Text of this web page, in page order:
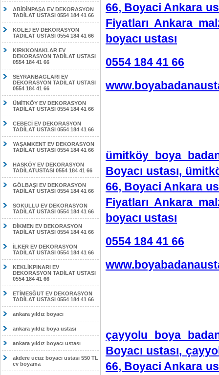
ABİDİNPAŞA EV DEKORASYON
TADİLAT USTASI 0554 184 41 66
KOLEJ EV DEKORASYON
TADİLAT USTASI 0554 184 41 66
KIRKKONAKLAR EV
DEKORASYON TADİLAT USTASI
0554 184 41 66
SEYRANBAGLARI EV
DEKORASYON TADİLAT USTASI
0554 184 41 66
ÜMİTKÖY EV DEKORASYON
TADİLAT USTASI 0554 184 41 66
CEBECİ EV DEKORASYON
TADİLAT USTASI 0554 184 41 66
YAŞAMKENT EV DEKORASYON
TADİLAT USTASI 0554 184 41 66
HASKÖY EV DEKORASYON
TADİLATUSTASI 0554 184 41 66
GÖLBAŞI EV DEKORASYON
TADİLAT USTASI 0554 184 41 66
SOKULLU EV DEKORASYON
TADİLAT USTASI 0554 184 41 66
DİKMEN EV DEKORASYON
TADİLAT USTASI 0554 184 41 66
İLKER EV DEKORASYON
TADİLAT USTASI 0554 184 41 66
KEKLİKPINARI EV
DEKORASYON TADİLAT USTASI
0554 184 41 66
ETİMESĞUT EV DEKORASYON
TADİLAT USTASI 0554 184 41 66
ankara yıldız boyacı
ankara yıldız boya ustası
ankara yıldız boyacı ustası
akdere ucuz boyacı ustası 550 TL
ev boyama
66, Boyaci Ankara
Fiyatları Ankara
boyacı ustası
0554 184 41 66
ümitköy boya
Boyacı ustası,
66, Boyaci Ankara
Fiyatları Ankara
boyacı ustası
0554 184 41 66
çayyolu boya
Boyacı ustası,
66, Boyaci Ankara